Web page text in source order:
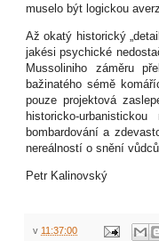
muselo být logickou
Až okatý historický
jakési psychické
Mussoliniho záměru
bažinatého sémě
pouze projektová
historicko-
bombardování a
nereálností o snění
Petr Kalinovský
v 11:37:00